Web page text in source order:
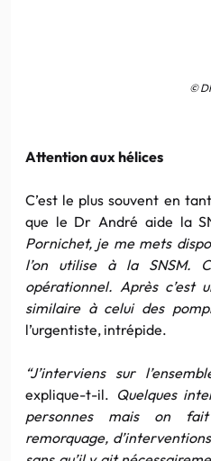
©
Attention aux hélices
C’est le plus souvent en
que le Dr André aide la
Pornichet, je me mets
l’on utilise à la SNSM.
opérationnel. Après c’est
similaire à celui des
l’urgentiste, intrépide.
“J’interviens sur
explique-t-il. Quelques
personnes mais on
remorquage,